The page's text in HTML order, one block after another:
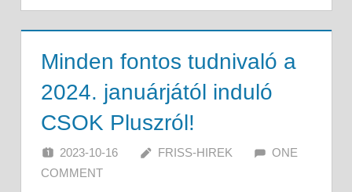
Minden fontos tudnivaló a
2024. januárjától induló
CSOK Pluszról!
2023-10-16 FRISS-HIREK
ONE
COMMENT